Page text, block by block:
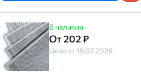
В наличии
От 202 ₽
Цена от 16.07.2026